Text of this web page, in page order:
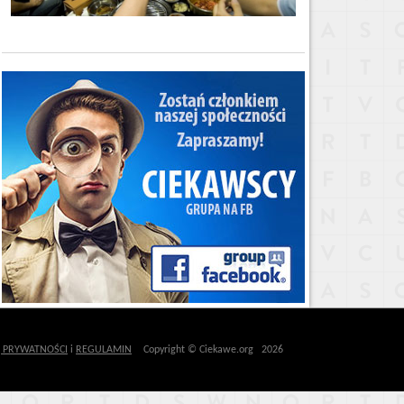
PRYWATNOŚCI i REGULAMIN Copyright © Ciekawe.org 2026